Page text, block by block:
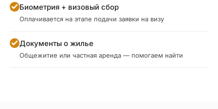
Биометрия + визовый сбор
Оплачивается на этапе подачи заявки на визу
Документы о жилье
Общежитие или частная аренда — помогаем найти